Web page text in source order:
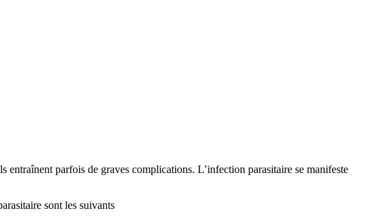
parfois de graves complications. L’infection parasitaire se manifeste
sont les suivants